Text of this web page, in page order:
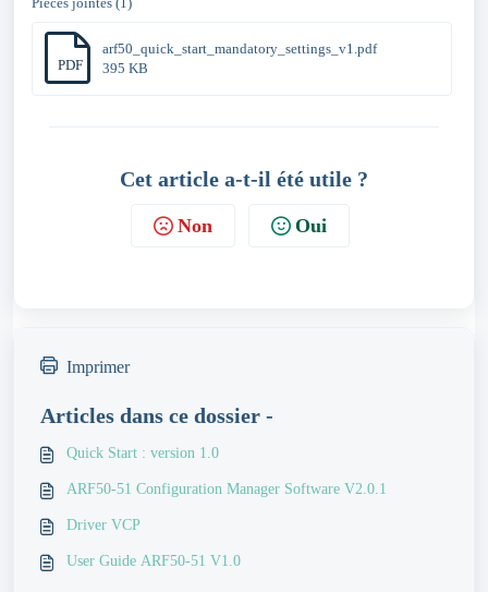
PDF
arf50_quick_start_mandatory_settings_v1.pdf
395 KB
Cet article a-t-il été utile ?
Non Oui
Imprimer
Articles dans ce dossier -
Quick Start : version 1.0
ARF50-51 Configuration Manager Software V2.0.1
Driver VCP
User Guide ARF50-51 V1.0